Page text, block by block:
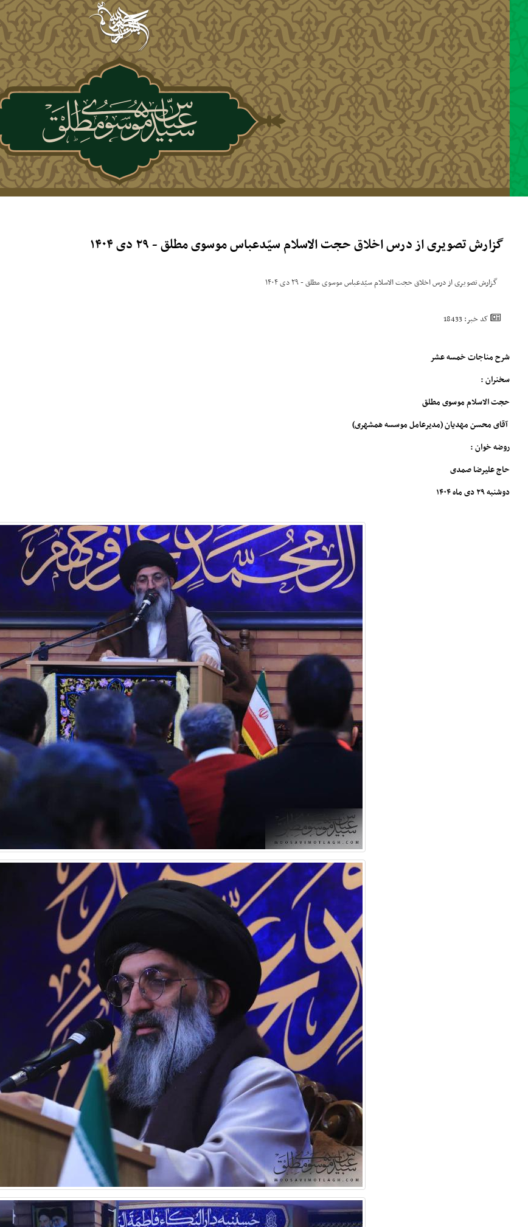
رفتن به محتوای اصلی
گزارش تصویری از درس اخلاق حجت الاسلام سیّدعباس موسوی مطلق - ۲۹ دی ۱۴۰۴
گزارش تصویری از درس اخلاق حجت الاسلام سیّدعباس موسوی مطلق - ۲۹ دی ۱۴۰۴
کد خبر: 18433
شرح مناجات خمسه عشر
سخنران :
حجت الاسلام موسوی مطلق
آقای محسن مهدیان (مدیرعامل موسسه همشهری)
روضه خوان :
حاج علیرضا صمدی
دوشنبه ۲۹ دی ماه ۱۴۰۴